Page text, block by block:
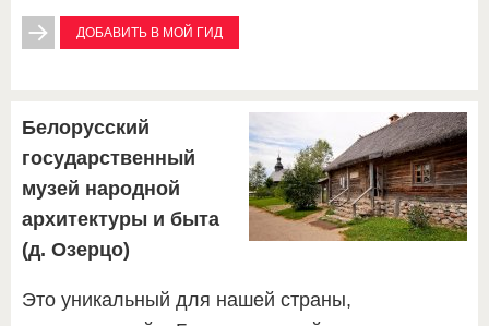
ДОБАВИТЬ В МОЙ ГИД
Белорусский
государственный
музей народной
архитектуры и быта
(д. Озерцо)
Это уникальный для нашей страны,